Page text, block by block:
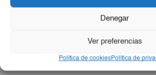
Denegar
Ver preferencias
Política de cookiesPolítica de
Aires acondicionados de consumo moderado
🔋 Rendimiento Y Autonomía
La capacidad de autonomía del sistema